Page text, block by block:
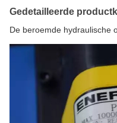
Gedetailleerde
De beroemde hydraulische